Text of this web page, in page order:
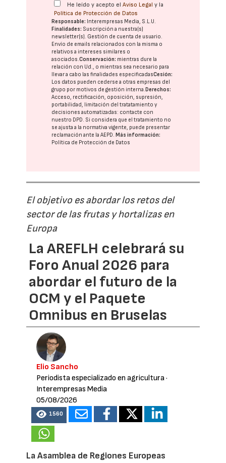
He leído y acepto elAviso Legal y la
Política de Protección de Datos
Responsable: Interempresas Media, S.L.U.
Finalidades: Suscripción a nuestra(s)
newsletter(s). Gestión de cuenta de usuario.
Envío de emails relacionados con la misma o
relativos a intereses similares o
asociados.Conservación: mientras dure la
relación con Ud., o mientras sea necesario para
llevar a cabo las finalidades especificadasCesión:
Los datos pueden cederse a otras empresas del
grupo por motivos de gestión interna.Derechos:
Acceso, rectificación, oposición, supresión,
portabilidad, limitación del tratatamiento y
decisiones automatizadas: contacte con
nuestro DPD. Si considera que el tratamiento no
se ajusta a la normativa vigente, puede presentar
reclamación ante laAEPD.Más información:
Política de Protección de Datos
El objetivo es abordar los retos del
sector de las frutas y hortalizas en
Europa
La AREFLH celebrará su
Foro Anual 2026 para
abordar el futuro de la
OCM y el Paquete
Omnibus en Bruselas
Elio Sancho
Periodista especializado en agricultura·
Interempresas Media
05/08/2026
1560
La Asamblea de Regiones Europeas